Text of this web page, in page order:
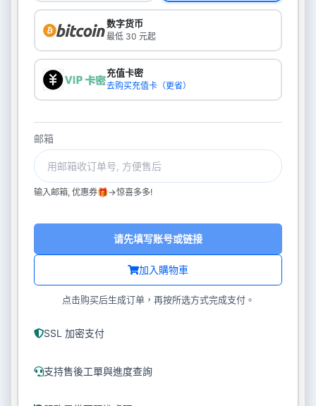
数字货币
最低 30 元起
充值卡密
去购买充值卡（更省）
邮箱
输入邮箱, 优惠券🎁->惊喜多多!
加入購物車
请先填写账号或链接
点击购买后生成订单，再按所选方式完成支付。
SSL 加密支付
支持售後工單與進度查詢